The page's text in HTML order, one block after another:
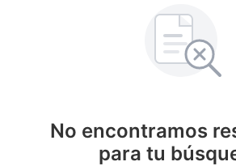
No encontramos
para tu